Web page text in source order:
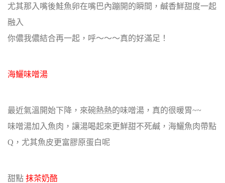
尤其那入嘴後鮭魚卵在嘴巴內蹦開的瞬間，鹹香鮮甜度一起
融入
你儂我儂結合再一起，呼～～～真的好滿足！
海鱺味噌湯
最近氣溫開始下降，來碗熱熱的味噌湯，真的很暖胃~~
味噌湯加入魚肉，讓湯喝起來更鮮甜不死鹹，海鱺魚肉帶點
Q，尤其魚皮更富膠原蛋白呢
甜點 抹茶奶酪